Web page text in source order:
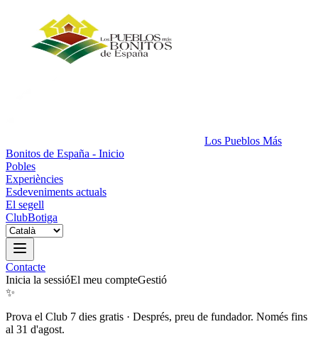
Los Pueblos Más
Bonitos de España - Inicio
Pobles
Experiències
Esdeveniments actuals
El segell
ClubBotiga
Contacte
Inicia la sessióEl meu compteGestió
✨
Prova el Club 7 dies gratis · Després, preu de fundador. Només fins
al 31 d'agost.